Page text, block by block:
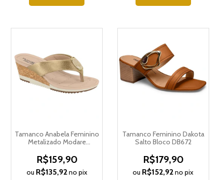
Tamanco Anabela Feminino
Metalizado Modare
R$159,90
ou R$135,92no pix
Tamanco Feminino Dakota
Salto Bloco DB672
R$179,90
ou R$152,92no pix